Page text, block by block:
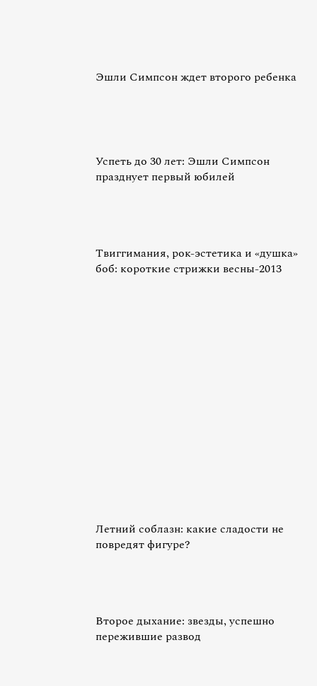
Эшли Симпсон ждет второго ребенка
Успеть до 30 лет: Эшли Симпсон
празднует первый юбилей
Твиггимания, рок-эстетика и «душка»
боб: короткие стрижки весны-2013
Летний соблазн: какие сладости не
повредят фигуре?
Второе дыхание: звезды, успешно
пережившие развод